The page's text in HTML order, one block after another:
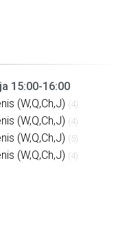
15:00-16:00
(W,Q,Ch,J) (4)
(W,Q,Ch,J) (4)
(W,Q,Ch,J) (5)
(W,Q,Ch,J) (4)